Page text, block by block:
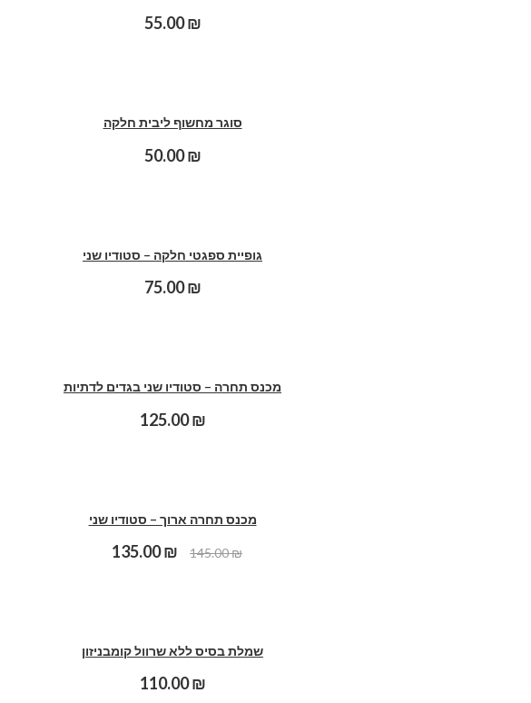
55.00₪
סוגר מחשוף ליבית חלקה
50.00₪
גופיית ספגטי חלקה – סטודיו שני
75.00₪
מכנס תחרה – סטודיו שני בגדים לדתיות
125.00₪
מכנס תחרה ארוך – סטודיו שני
145.00₪
135.00₪
שמלת בסיס ללא שרוול קומבניזון
110.00₪